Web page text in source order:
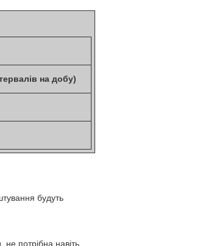
на добу)
будуть
потрібна навіть